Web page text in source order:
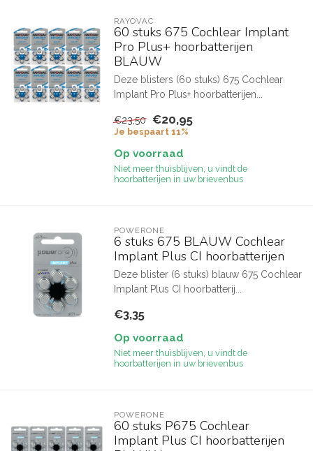
RAYOVAC
60 stuks 675 Cochlear Implant
Pro Plus+ hoorbatterijen
BLAUW
Deze blisters (60 stuks) 675 Cochlear
Implant Pro Plus+ hoorbatterijen...
€23,50 €20,95
Je bespaart 11%
Op voorraad
Niet meer thuisblijven, u vindt de
hoorbatterijen in uw brievenbus
POWERONE
6 stuks 675 BLAUW Cochlear
Implant Plus CI hoorbatterijen
Deze blister (6 stuks) blauw 675 Cochlear
Implant Plus CI hoorbatterij...
€3,35
Op voorraad
Niet meer thuisblijven, u vindt de
hoorbatterijen in uw brievenbus
POWERONE
60 stuks P675 Cochlear
Implant Plus CI hoorbatterijen